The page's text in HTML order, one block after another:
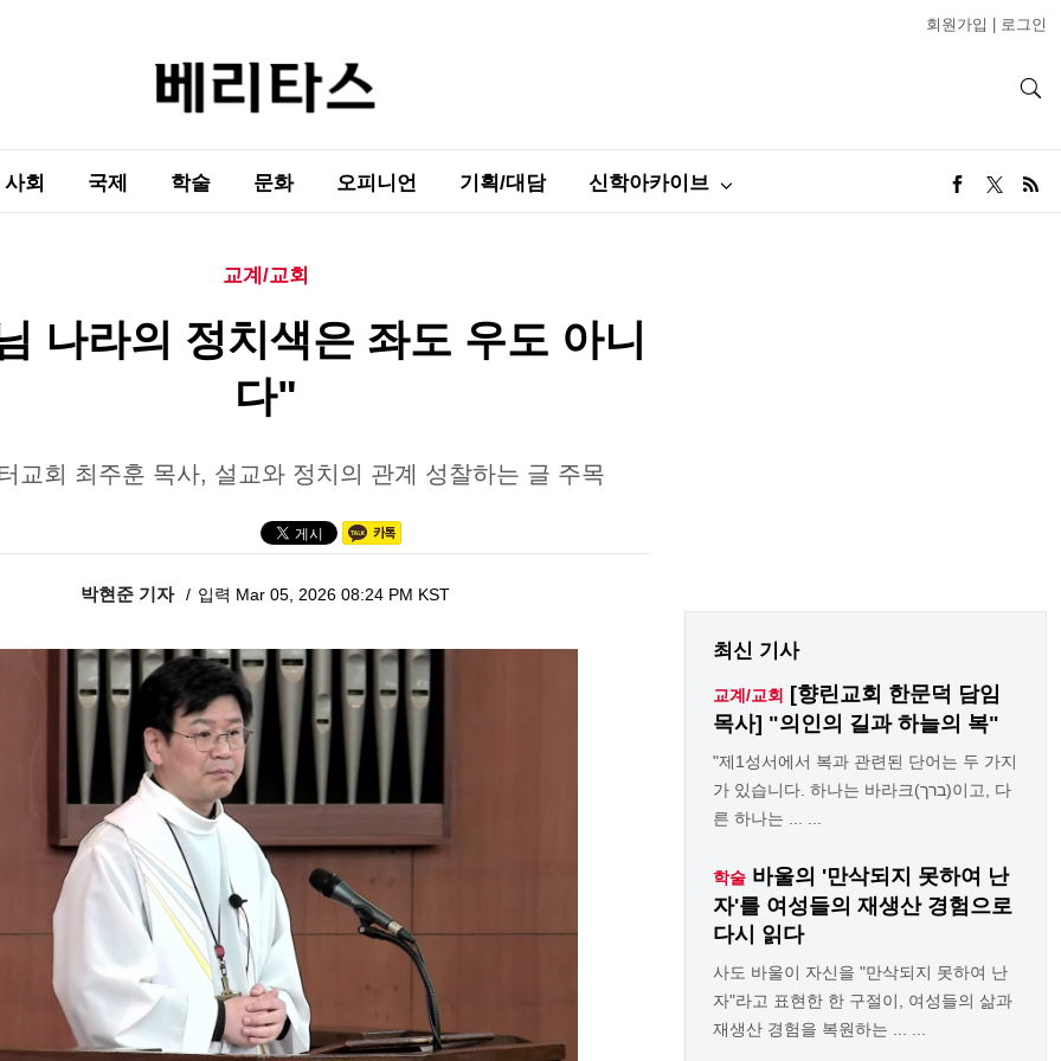
회원가입 로그인
사회 국제 학술 문화 오피니언 기획/대담 신학아카이브
교계/교회
나라의 정치색은 좌도 우도 아니
다"
교회 최주훈 목사, 설교와 정치의 관계 성찰하는 글 주목
박현준 기자 입력 Mar 05, 2026 08:24 PM KST
최신 기사
교계/교회
[향린교회 한문덕 담임
목사] "의인의 길과 하늘의 복"
"제1성서에서 복과 관련된 단어는 두 가지
가 있습니다. 하나는 바라크(ברך)이고, 다
른 하나는 ... ...
학술 바울의 '만삭되지 못하여 난
자'를 여성들의 재생산 경험으로
다시 읽다
사도 바울이 자신을 "만삭되지 못하여 난
자"라고 표현한 한 구절이, 여성들의 삶과
재생산 경험을 복원하는 ... ...